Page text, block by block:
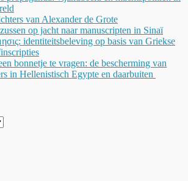
van Alexander de Grote
op jacht naar manuscripten in Sinaï
bonnetje te vragen: de bescherming van
in Hellenistisch Egypte en daarbuiten